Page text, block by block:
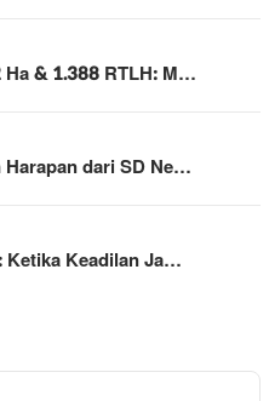
& 1.388 RTLH: M…
dari SD Ne…
Ketika Keadilan Ja…